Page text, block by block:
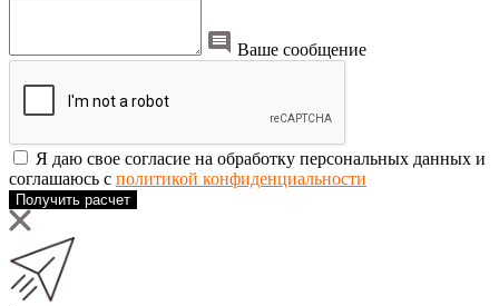
Ваше сообщение
Я даю свое согласие на обработку персональных данных и
соглашаюсь с политикой конфиденциальности
Получить расчет